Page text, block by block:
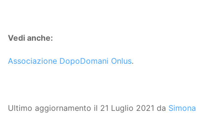
Vedi anche:
Associazione DopoDomani Onlus.
Ultimo aggiornamento il 21 Luglio 2021 da Simona